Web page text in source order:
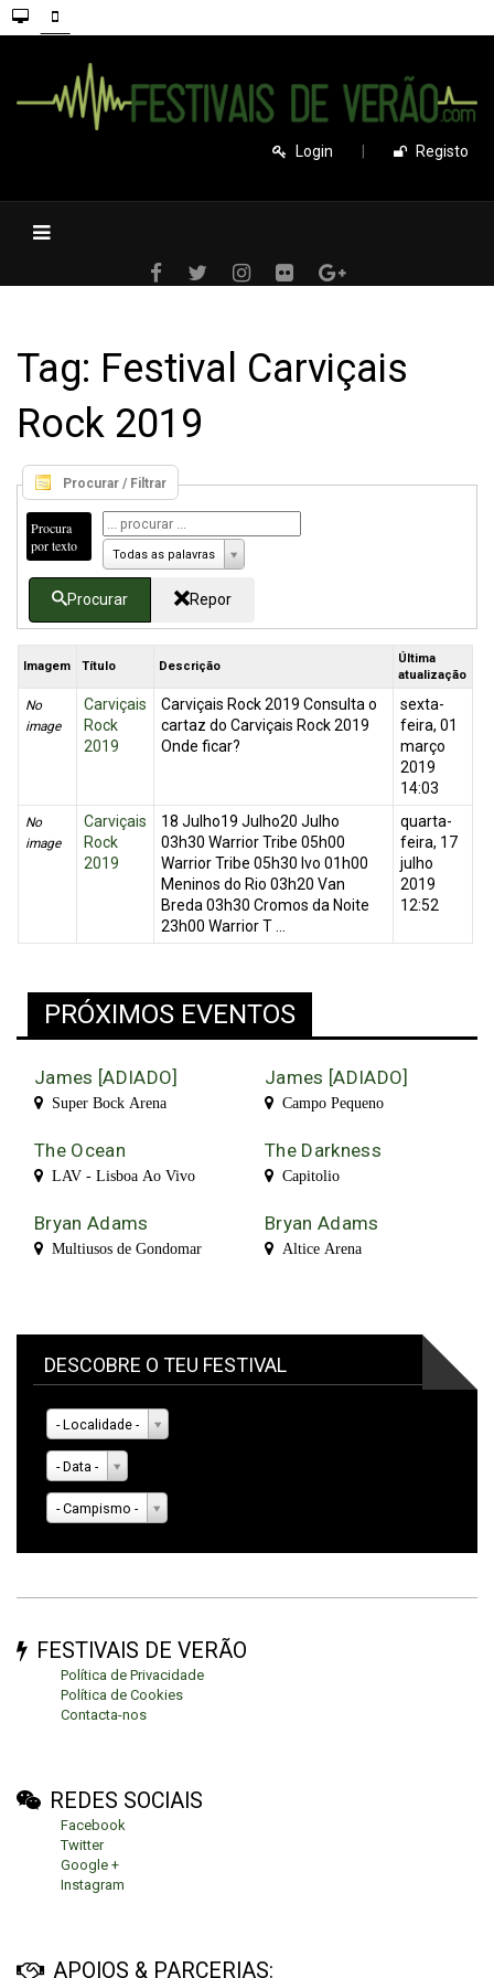
Login Registo
Tag: Festival Carviçais
Rock 2019
Procurar / Filtrar
Procura
por texto
Todas as palavras
Procurar Repor
Imagem Título Descrição
Última
atualização
No
image
Carviçais
Rock
2019
Carviçais Rock 2019 Consulta o
cartaz do Carviçais Rock 2019
Onde ficar?
sexta-
feira, 01
março
2019
14:03
No
image
Carviçais
Rock
2019
18 Julho19 Julho20 Julho
03h30 Warrior Tribe 05h00
Warrior Tribe 05h30 Ivo 01h00
Meninos do Rio 03h20 Van
Breda 03h30 Cromos da Noite
23h00 Warrior T ...
quarta-
feira, 17
julho
2019
12:52
PRÓXIMOS EVENTOS
James [ADIADO]
Super Bock Arena
James [ADIADO]
Campo Pequeno
The Ocean
LAV - Lisboa Ao Vivo
The Darkness
Capitolio
Bryan Adams
Multiusos de Gondomar
Bryan Adams
Altice Arena
DESCOBRE O TEU FESTIVAL
- Localidade -
- Data -
- Campismo -
FESTIVAIS DE VERÃO
Política de Privacidade
Política de Cookies
Contacta-nos
REDES SOCIAIS
Facebook
Twitter
Google +
Instagram
APOIOS & PARCERIAS: